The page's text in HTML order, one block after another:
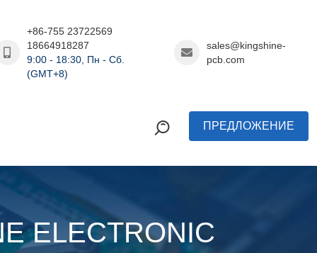
+86-755 23722569
18664918287
9:00 - 18:30, Пн - Сб.
(GMT+8)
sales@kingshine-
pcb.com
ПРЕДЛОЖЕНИЕ
ELECTRONIC